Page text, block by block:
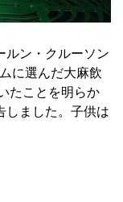
ルン・クルーソン
に選んだ大麻飲
たことを明らか
しました。子供は